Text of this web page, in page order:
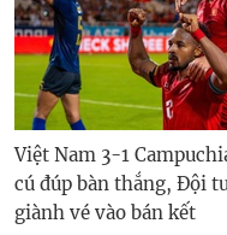
Việt Nam 3-1
cú đúp bàn thắng, Đội
giành vé vào bán kết